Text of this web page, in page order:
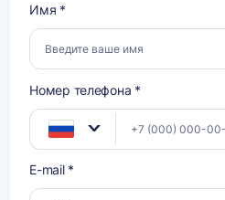
Имя *
Номер телефона *
E-mail *